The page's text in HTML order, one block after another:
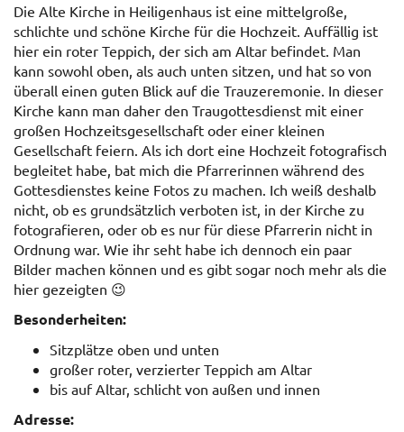
Die Alte Kirche in Heiligenhaus ist eine mittelgroße,
schlichte und schöne Kirche für die Hochzeit. Auffällig ist
hier ein roter Teppich, der sich am Altar befindet. Man
kann sowohl oben, als auch unten sitzen, und hat so von
überall einen guten Blick auf die Trauzeremonie. In dieser
Kirche kann man daher den Traugottesdienst mit einer
großen Hochzeitsgesellschaft oder einer kleinen
Gesellschaft feiern. Als ich dort eine Hochzeit fotografisch
begleitet habe, bat mich die Pfarrerinnen während des
Gottesdienstes keine Fotos zu machen. Ich weiß deshalb
nicht, ob es grundsätzlich verboten ist, in der Kirche zu
fotografieren, oder ob es nur für diese Pfarrerin nicht in
Ordnung war. Wie ihr seht habe ich dennoch ein paar
Bilder machen können und es gibt sogar noch mehr als die
hier gezeigten 😉
Besonderheiten:
Sitzplätze oben und unten
großer roter, verzierter Teppich am Altar
bis auf Altar, schlicht von außen und innen
Adresse: